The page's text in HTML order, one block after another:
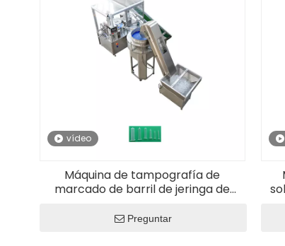
vídeo
Máquina de tampografía de
marcado de barril de jeringa de
automatizada de 1 ml a 50 ml
Preguntar